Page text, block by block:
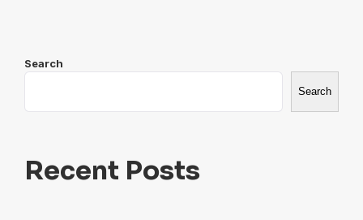
Search
Search
Recent Posts